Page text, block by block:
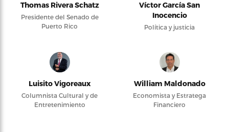
Thomas Rivera Schatz
Presidente del Senado de
Puerto Rico
Víctor García San
Inocencio
Política y justicia
Luisito Vigoreaux
Columnista Cultural y de
Entretenimiento
William Maldonado
Economista y Estratega
Financiero